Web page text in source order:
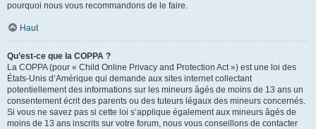
pourquoi nous vous recommandons de le faire.
Haut
Qu’est-ce que la COPPA ?
La COPPA (pour « Child Online Privacy and Protection Act ») est une loi des
États-Unis d’Amérique qui demande aux sites internet collectant
potentiellement des informations sur les mineurs âgés de moins de 13 ans un
consentement écrit des parents ou des tuteurs légaux des mineurs concernés.
Si vous ne savez pas si cette loi s’applique également aux mineurs âgés de
moins de 13 ans inscrits sur votre forum, nous vous conseillons de contacter